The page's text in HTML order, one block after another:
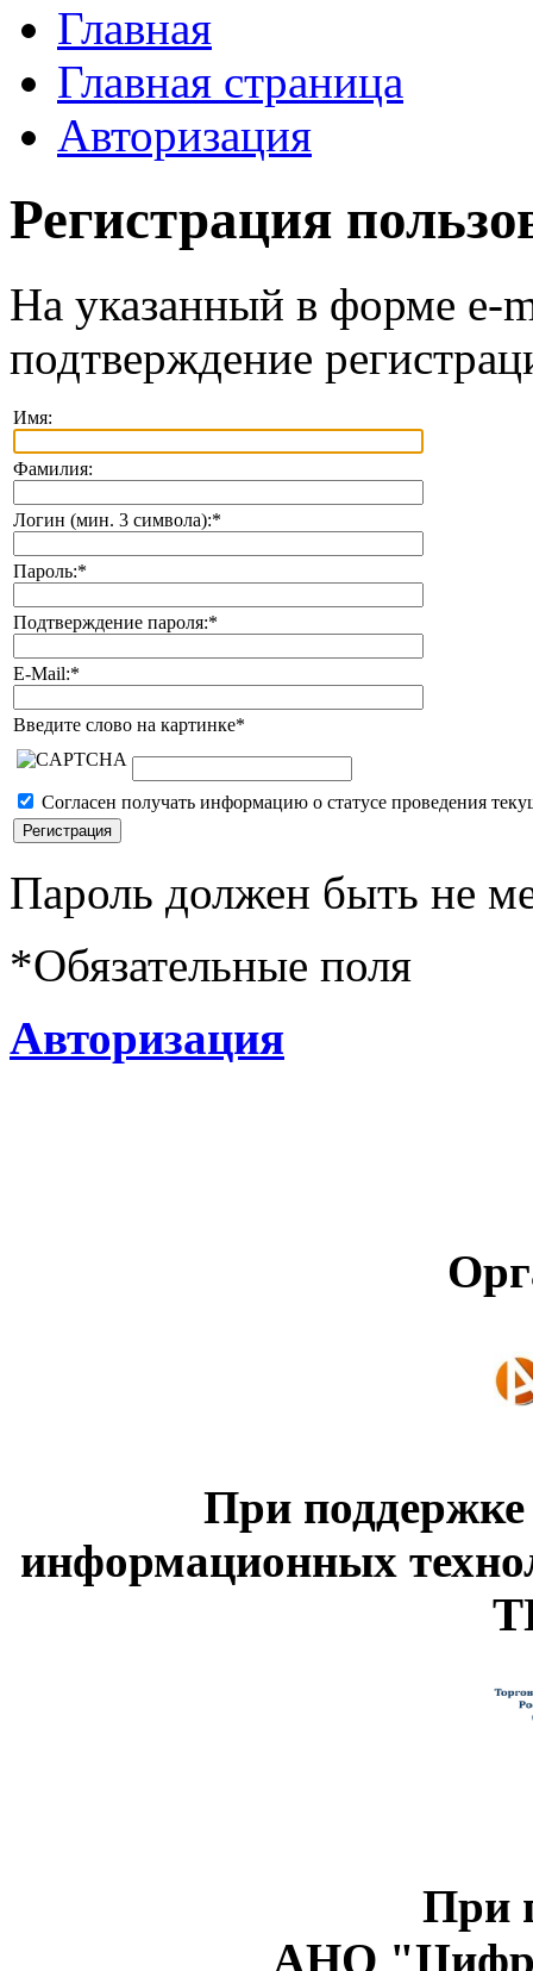
Главная
Главная страница
Авторизация
Регистрация
На указанный в форме e-
подтверждение
Имя:
Фамилия:
Логин (мин. 3 символа):*
Пароль:*
Подтверждение пароля:*
E-Mail:*
Введите слово на картинке*
Согласен получать информацию о статусе проведения
Пароль должен быть не
*Обязательные поля
Авторизация
При
информационных
При
АНО